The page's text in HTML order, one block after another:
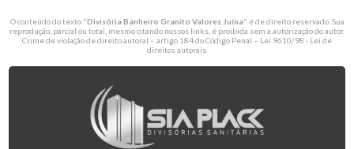
O conteúdo do texto "Divisória Banheiro Granito Valores Juína" é de direito reservado. Sua
reprodução, parcial ou total, mesmo citando nossos links, é proibida sem a autorização do autor.
Crime de violação de direito autoral – artigo 184 do Código Penal – Lei 9610/98 - Lei de
direitos autorais.